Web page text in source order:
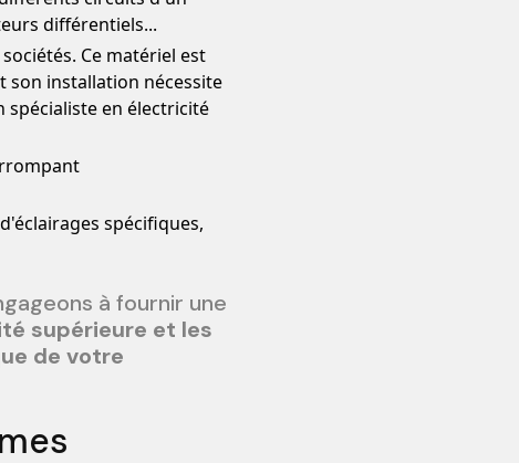
différentiels...
Ce matériel est
son installation nécessite
spécialiste en électricité
spécifiques,
à fournir une
supérieure et les
de votre